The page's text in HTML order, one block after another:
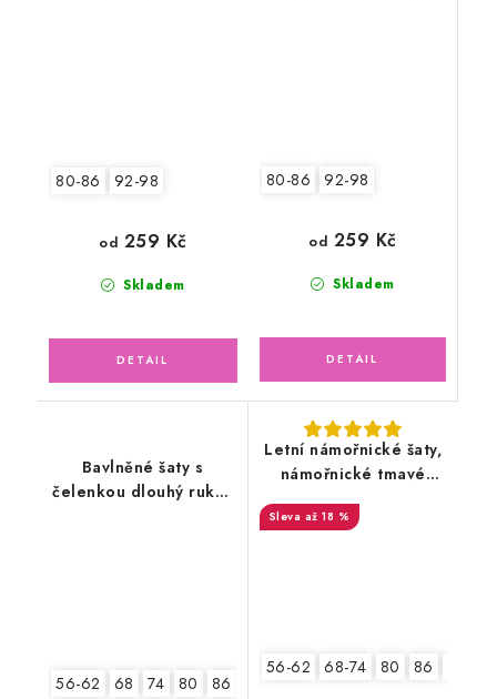
80-86 92-98
Skladem
od 259 Kč
80-86 92-98
Skladem
od 259 Kč
Bavlněné šaty s
čelenkou dlouhý rukáv
56-62 68 74 80 86
Letní námořnické šaty,
námořnické tmavé
až 18 %
56-62 68-74 80 86